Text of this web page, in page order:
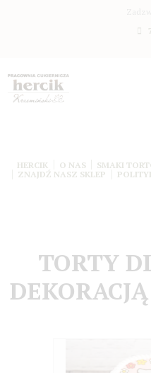
HERCIK O NAS SMAKI
ZNAJDŹ NASZ SKLEP
TORTY